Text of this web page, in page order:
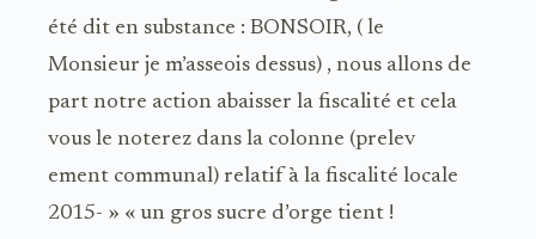
été dit en substance : BONSOIR, ( le
Monsieur je m’asseois dessus) , nous allons de
part notre action abaisser la fiscalité et cela
vous le noterez dans la colonne (prelev
ement communal) relatif à la fiscalité locale
2015- » « un gros sucre d’orge tient !